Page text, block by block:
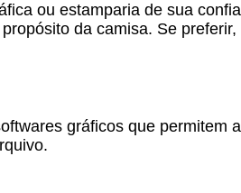
ou estamparia de sua
da camisa. Se
gráficos que permitem